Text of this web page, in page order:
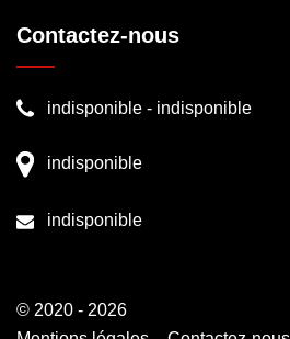
Contactez-nous
indisponible - indisponible
indisponible
indisponible
© 2020 - 2026